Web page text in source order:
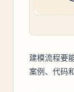
建模流程要
案例、代码